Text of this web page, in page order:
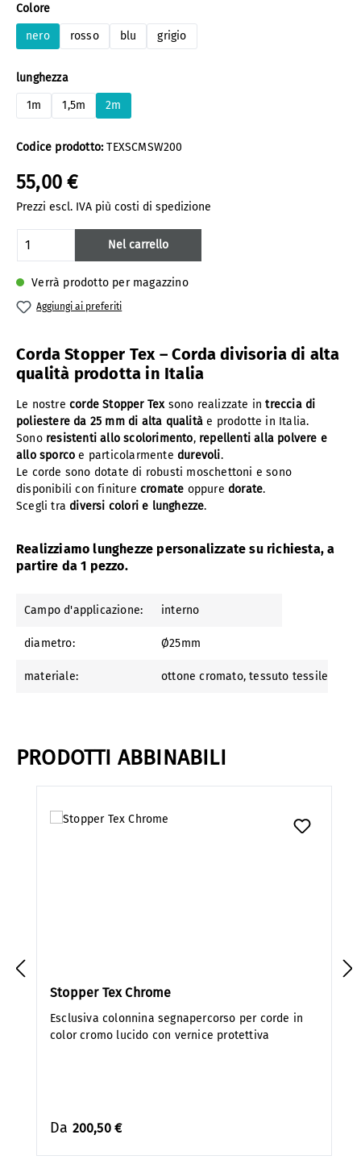
Codice prodotto:TEXSCMSW200
55,00 €
Prezzi escl. IVA più costi di spedizione
Verrà prodotto per magazzino
Seleziona
Colore
nero
rosso blu grigio
Seleziona
lunghezza
1m
1,5m 2m
Quantità del prodotto: inserisci la
Nel carrello
Aggiungi ai preferiti
Corda Stopper Tex – Corda divisoria di alta
qualità prodotta in Italia
Le nostre corde Stopper Texsono realizzate intreccia di
poliestere da 25 mm di alta qualità e prodotte in Italia.
Sono resistenti allo scolorimento, repellenti alla polvere e
allo sporco e particolarmentedurevoli.
Le corde sono dotate di robusti moschettoni e sono
disponibili con finiture cromate oppuredorate.
Scegli tradiversi colori e lunghezze.
Realizziamo lunghezze personalizzate su richiesta, a
partire da 1 pezzo.
Campo d'applicazione: interno
diametro: Ø25mm
materiale: ottone cromato, tessuto tessile
PRODOTTI ABBINABILI
Stopper Tex Chrome
Esclusiva colonnina segnapercorso per corde in
color cromo lucido con vernice protettiva
Da 200,50 €